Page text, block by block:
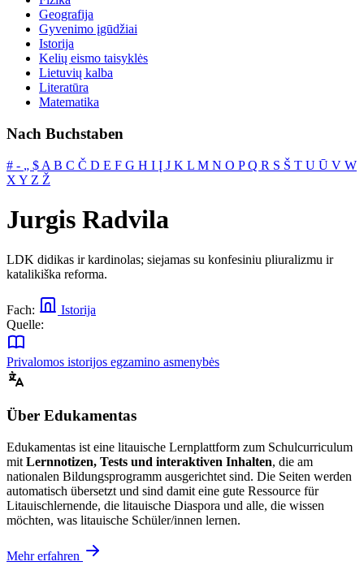
Geografija
Gyvenimo įgūdžiai
Istorija
Kelių eismo taisyklės
Lietuvių kalba
Literatūra
Matematika
Nach Buchstaben
# ‐ „ $ A B C Č D E F G H I Į J K L M N O PQ R S Š T U Ū V W
X Y Z Ž
Jurgis Radvila
LDK didikas ir kardinolas; siejamas su konfesiniu pliuralizmu ir
katalikiška reforma.
Fach:
Istorija
Quelle:
Privalomos istorijos egzamino asmenybės
Über Edukamentas
Edukamentas ist eine litauische Lernplattform zum Schulcurriculum
mit Lernnotizen, Tests und interaktiven Inhalten, die am
nationalen Bildungsprogramm ausgerichtet sind. Die Seiten werden
automatisch übersetzt und sind damit eine gute Ressource für
Litauischlernende, die litauische Diaspora und alle, die wissen
möchten, was litauische Schüler/innen lernen.
Mehr erfahren